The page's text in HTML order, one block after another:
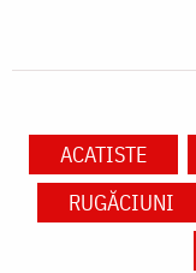
ACATISTE
RUGĂCIUNI